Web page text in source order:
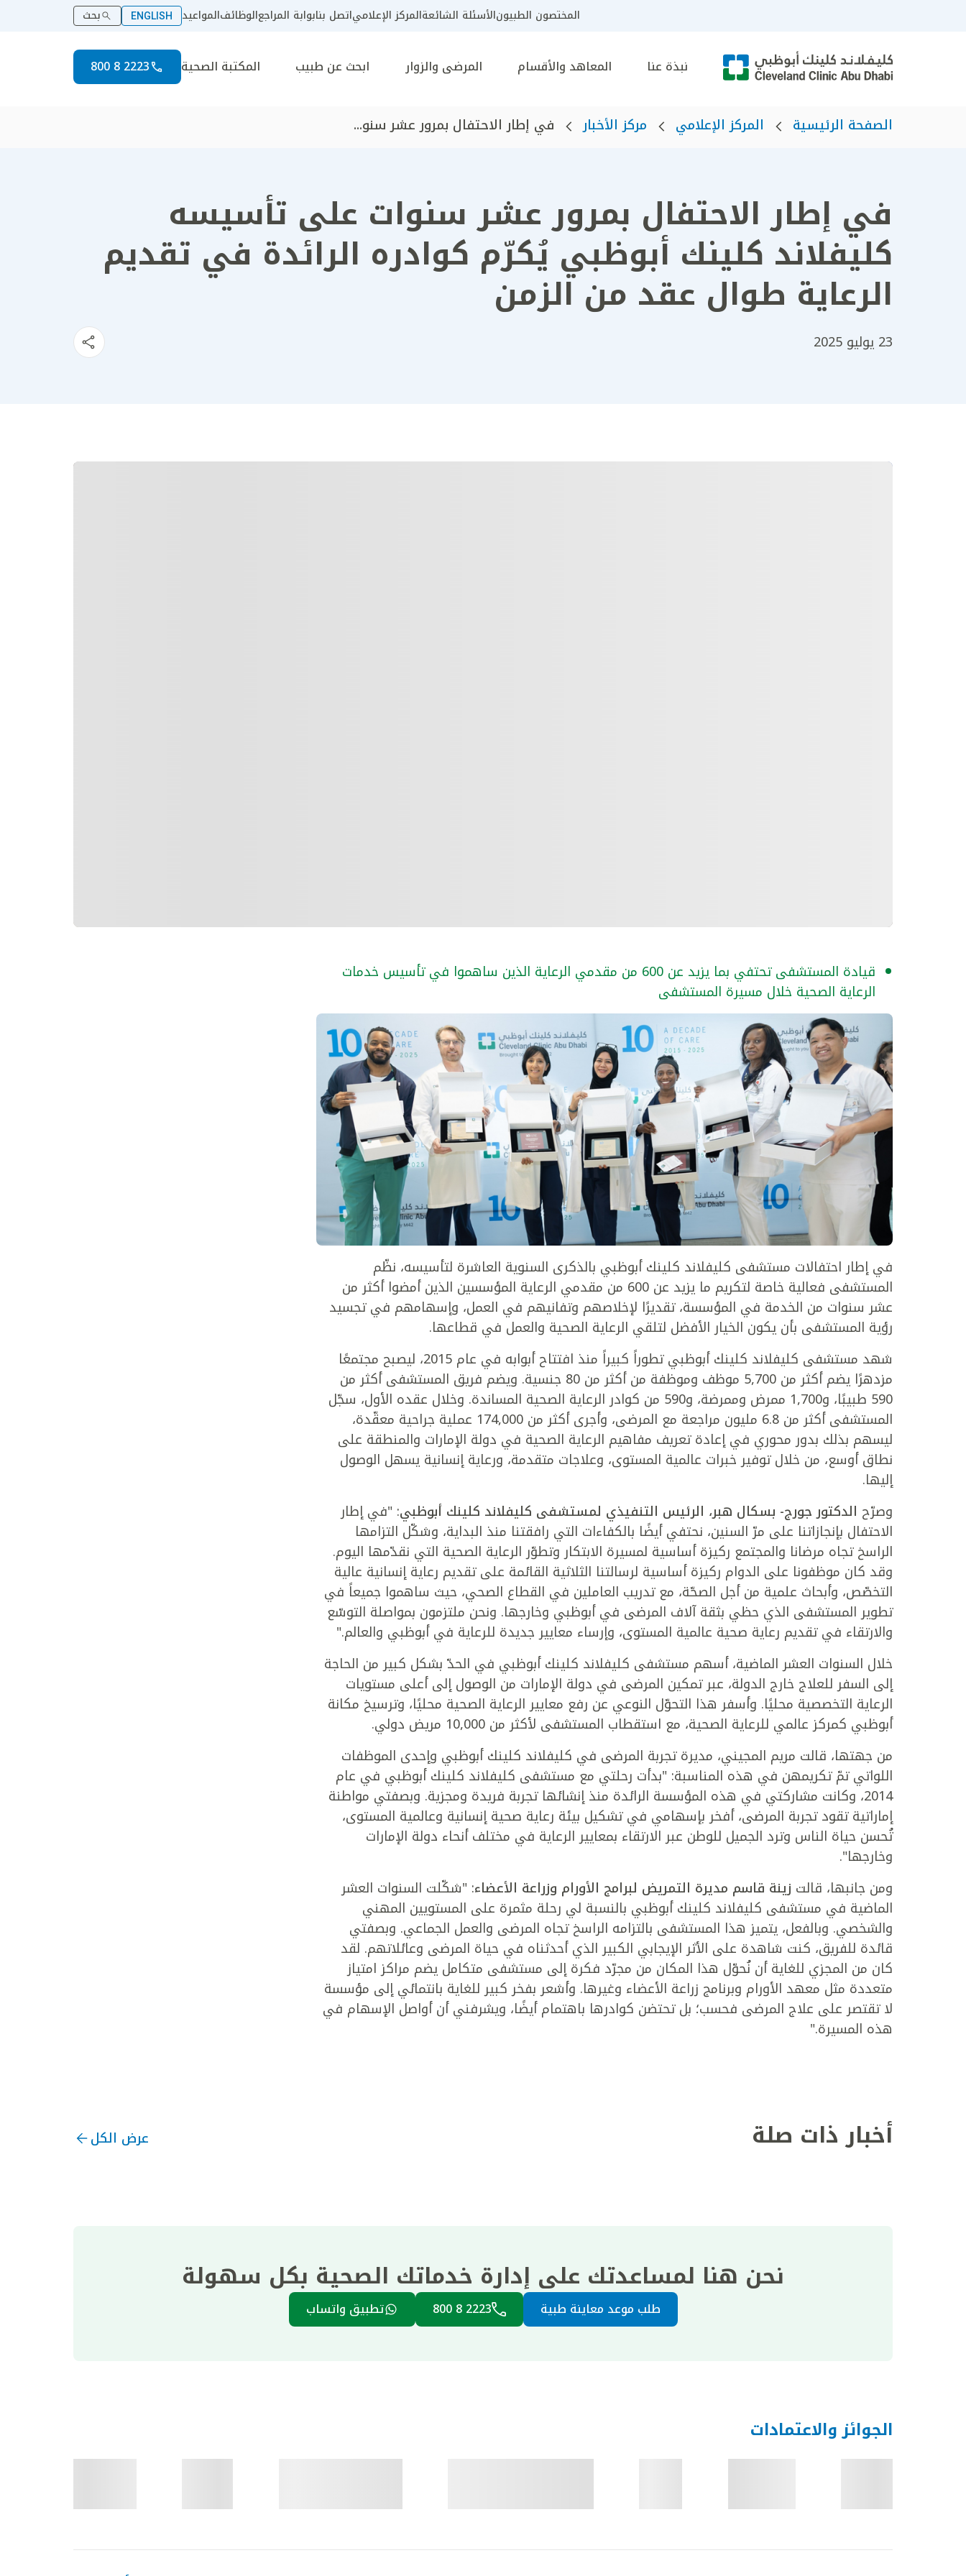
المختصون الطبيونالأسئلة الشائعةالمركز الإعلامياتصل بنابوابة المراجعالوظائفالمواعيد ENGLISH بحث
نبذة عنا المعاهد والأقسام المرضى والزوار ابحث عن طبيب المكتبة الصحية 2223 8 800
الصفحة الرئيسية المركز الإعلامي مركز الأخبار في إطار الاحتفال بمرور عشر سنو...
في إطار الاحتفال بمرور عشر سنوات على تأسيسه
كليفلاند كلينك أبوظبي يُكرّم كوادره الرائدة في تقديم
الرعاية طوال عقد من الزمن
23 يوليو 2025
قيادة المستشفى تحتفي بما يزيد عن 600 من مقدمي الرعاية الذين ساهموا في تأسيس خدمات
الرعاية الصحية خلال مسيرة المستشفى
في إطار احتفالات مستشفى كليفلاند كلينك أبوظبي بالذكرى السنوية العاشرة لتأسيسه، نظّم
المستشفى فعالية خاصة لتكريم ما يزيد عن 600 من مقدمي الرعاية المؤسسين الذين أمضوا أكثر من
عشر سنوات من الخدمة في المؤسسة، تقديرًا لإخلاصهم وتفانيهم في العمل، وإسهامهم في تجسيد
رؤية المستشفى بأن يكون الخيار الأفضل لتلقي الرعاية الصحية والعمل في قطاعها.
شهد مستشفى كليفلاند كلينك أبوظبي تطوراً كبيراً منذ افتتاح أبوابه في عام 2015، ليصبح مجتمعًا
مزدهرًا يضم أكثر من 5,700 موظف وموظفة من أكثر من 80 جنسية. ويضم فريق المستشفى أكثر من
590 طبيبًا، و1,700 ممرض وممرضة، و590 من كوادر الرعاية الصحية المساندة. وخلال عقده الأول، سجّل
المستشفى أكثر من 6.8 مليون مراجعة مع المرضى، وأجرى أكثر من 174,000 عملية جراحية معقّدة،
ليسهم بذلك بدور محوري في إعادة تعريف مفاهيم الرعاية الصحية في دولة الإمارات والمنطقة على
نطاق أوسع، من خلال توفير خبرات عالمية المستوى، وعلاجات متقدمة، ورعاية إنسانية يسهل الوصول
إليها.
وصرّح الدكتور جورج- بسكال هبر، الرئيس التنفيذي لمستشفى كليفلاند كلينك أبوظبي: "في إطار
الاحتفال بإنجازاتنا على مرّ السنين، نحتفي أيضًا بالكفاءات التي رافقتنا منذ البداية، وشكّل التزامها
الراسخ تجاه مرضانا والمجتمع ركيزة أساسية لمسيرة الابتكار وتطوّر الرعاية الصحية التي نقدّمها اليوم.
وقد كان موظفونا على الدوام ركيزة أساسية لرسالتنا الثلاثية القائمة على تقديم رعاية إنسانية عالية
التخصّص، وأبحاث علمية من أجل الصحّة، مع تدريب العاملين في القطاع الصحي، حيث ساهموا جميعاً في
تطوير المستشفى الذي حظي بثقة آلاف المرضى في أبوظبي وخارجها. ونحن ملتزمون بمواصلة التوسّع
والارتقاء في تقديم رعاية صحية عالمية المستوى، وإرساء معايير جديدة للرعاية في أبوظبي والعالم."
خلال السنوات العشر الماضية، أسهم مستشفى كليفلاند كلينك أبوظبي في الحدّ بشكل كبير من الحاجة
إلى السفر للعلاج خارج الدولة، عبر تمكين المرضى في دولة الإمارات من الوصول إلى أعلى مستويات
الرعاية التخصصية محليًا. وأسفر هذا التحوّل النوعي عن رفع معايير الرعاية الصحية محليًا، وترسيخ مكانة
أبوظبي كمركز عالمي للرعاية الصحية، مع استقطاب المستشفى لأكثر من 10,000 مريض دولي.
من جهتها، قالت مريم المجيني، مديرة تجربة المرضى في كليفلاند كلينك أبوظبي وإحدى الموظفات
اللواتي تمّ تكريمهن في هذه المناسبة: "بدأت رحلتي مع مستشفى كليفلاند كلينك أبوظبي في عام
2014، وكانت مشاركتي في هذه المؤسسة الرائدة منذ إنشائها تجربة فريدة ومجزية. وبصفتي مواطنة
إماراتية تقود تجربة المرضى، أفخر بإسهامي في تشكيل بيئة رعاية صحية إنسانية وعالمية المستوى،
تُحسن حياة الناس وترد الجميل للوطن عبر الارتقاء بمعايير الرعاية في مختلف أنحاء دولة الإمارات
وخارجها".
ومن جانبها، قالت زينة قاسم مديرة التمريض لبرامج الأورام وزراعة الأعضاء: "شكّلت السنوات العشر
الماضية في مستشفى كليفلاند كلينك أبوظبي بالنسبة لي رحلة مثمرة على المستويين المهني
والشخصي. وبالفعل، يتميز هذا المستشفى بالتزامه الراسخ تجاه المرضى والعمل الجماعي. وبصفتي
قائدة للفريق، كنت شاهدة على الأثر الإيجابي الكبير الذي أحدثناه في حياة المرضى وعائلاتهم. لقد
كان من المجزي للغاية أن نُحوّل هذا المكان من مجرّد فكرة إلى مستشفى متكامل يضم مراكز امتياز
متعددة مثل معهد الأورام وبرنامج زراعة الأعضاء وغيرها. وأشعر بفخر كبير للغاية بانتمائي إلى مؤسسة
لا تقتصر على علاج المرضى فحسب؛ بل تحتضن كوادرها باهتمام أيضًا، ويشرفني أن أواصل الإسهام في
هذه المسيرة."
أخبار ذات صلة عرض الكل
نحن هنا لمساعدتك على إدارة خدماتك الصحية بكل سهولة
طلب موعد معاينة طبية 2223 8 800 تطبيق واتساب
الجوائز والاعتمادات